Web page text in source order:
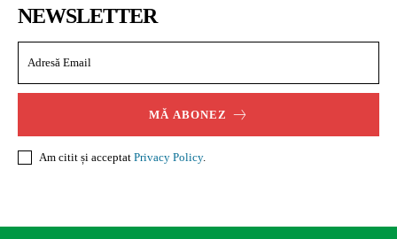
NEWSLETTER
MĂ ABONEZ
Am citit și acceptat Privacy Policy.